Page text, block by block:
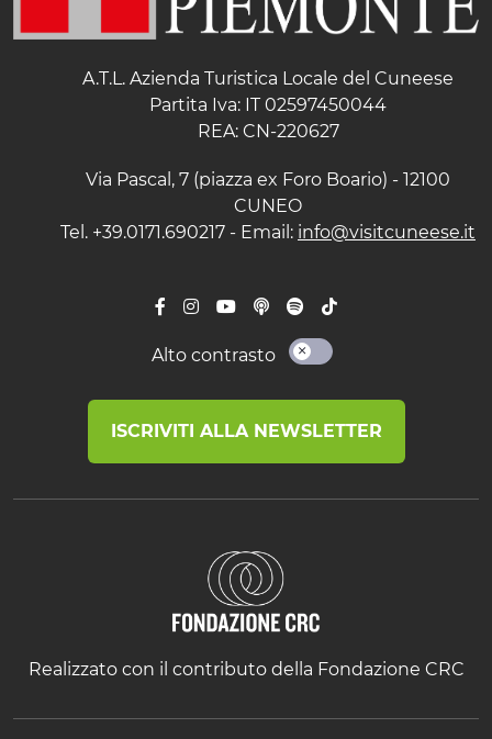
A.T.L. Azienda Turistica Locale del Cuneese
Partita Iva: IT 02597450044
REA: CN-220627
Via Pascal, 7 (piazza ex Foro Boario) - 12100
CUNEO
Tel. +39.0171.690217 - Email: info@visitcuneese.it
Alto contrasto
ISCRIVITI ALLA NEWSLETTER
Realizzato con il contributo della Fondazione CRC